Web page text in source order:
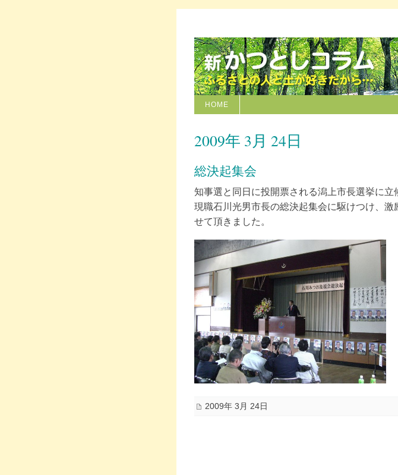
HOME
2009年 3月 24日
総決起集会
知事選と同日に投開票される潟上市長選挙に立
現職石川光男市長の総決起集会に駆けつけ、激
せて頂きました。
2009年 3月 24日